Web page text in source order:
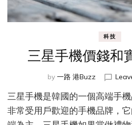
科技
三星手機價錢和
by 一路 港Buzz
三星手機是韓國的一個高端手
非常受用戶歡迎的手機品牌，